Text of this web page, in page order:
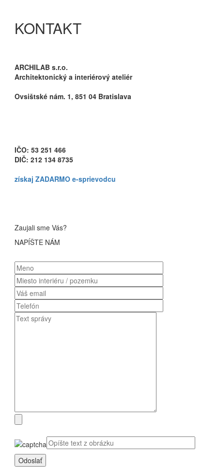
KONTAKT
ARCHILAB s.r.o.
Architektonický a interiérový ateliér
Ovsištské nám. 1, 851 04 Bratislava
IČO: 53 251 466
DIČ: 212 134 8735
získaj ZADARMO e-sprievodcu
Zaujali sme Vás?
NAPÍŠTE NÁM